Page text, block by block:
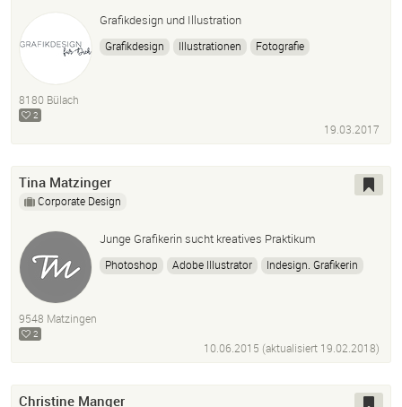
Grafikdesign und Illustration
Grafikdesign Illustrationen Fotografie
8180 Bülach
2
19.03.2017
Tina Matzinger
Corporate Design
Junge Grafikerin sucht kreatives Praktikum
Photoshop Adobe Illustrator
Indesign. Grafikerin
9548 Matzingen
2
10.06.2015 (aktualisiert 19.02.2018)
Christine Manger